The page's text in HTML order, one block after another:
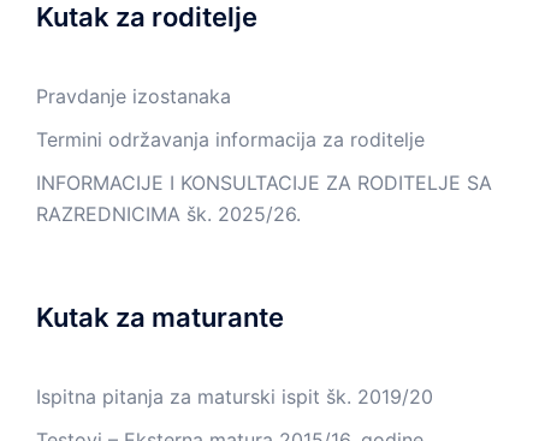
Kutak za roditelje
Pravdanje izostanaka
Termini održavanja informacija za roditelje
INFORMACIJE I KONSULTACIJE ZA RODITELJE SA
RAZREDNICIMA šk. 2025/26.
Kutak za maturante
Ispitna pitanja za maturski ispit šk. 2019/20